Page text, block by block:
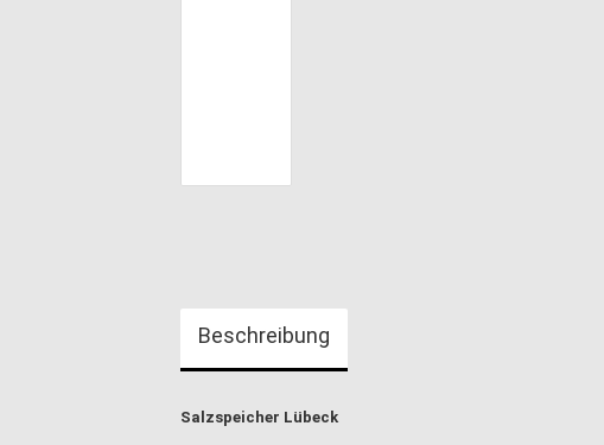
Beschreibung
Salzspeicher Lübeck